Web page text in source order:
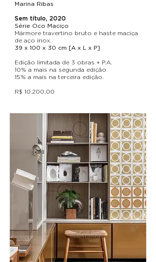
Marina Ribas
Sem título, 2020
Série Oco Maciço
Mármore travertino bruto e haste maciça
de aço inox.
39 x 100 x 30 cm [A x L x P]
Edição limitada de 3 obras + P.A.
10% a mais na segunda edição
15% a mais na terceira edição.
R$ 10.200,00